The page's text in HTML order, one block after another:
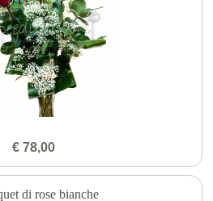
€ 78,00
di rose bianche